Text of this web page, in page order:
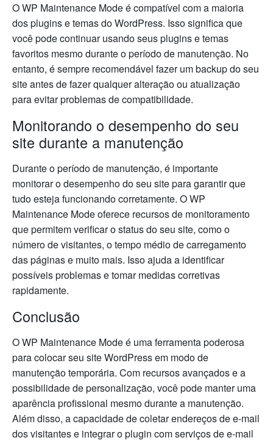
O WP Maintenance Mode é compatível com a maioria
dos plugins e temas do WordPress. Isso significa que
você pode continuar usando seus plugins e temas
favoritos mesmo durante o período de manutenção. No
entanto, é sempre recomendável fazer um backup do seu
site antes de fazer qualquer alteração ou atualização
para evitar problemas de compatibilidade.
Monitorando o desempenho do seu
site durante a manutenção
Durante o período de manutenção, é importante
monitorar o desempenho do seu site para garantir que
tudo esteja funcionando corretamente. O WP
Maintenance Mode oferece recursos de monitoramento
que permitem verificar o status do seu site, como o
número de visitantes, o tempo médio de carregamento
das páginas e muito mais. Isso ajuda a identificar
possíveis problemas e tomar medidas corretivas
rapidamente.
Conclusão
O WP Maintenance Mode é uma ferramenta poderosa
para colocar seu site WordPress em modo de
manutenção temporária. Com recursos avançados e a
possibilidade de personalização, você pode manter uma
aparência profissional mesmo durante a manutenção.
Além disso, a capacidade de coletar endereços de e-mail
dos visitantes e integrar o plugin com serviços de e-mail